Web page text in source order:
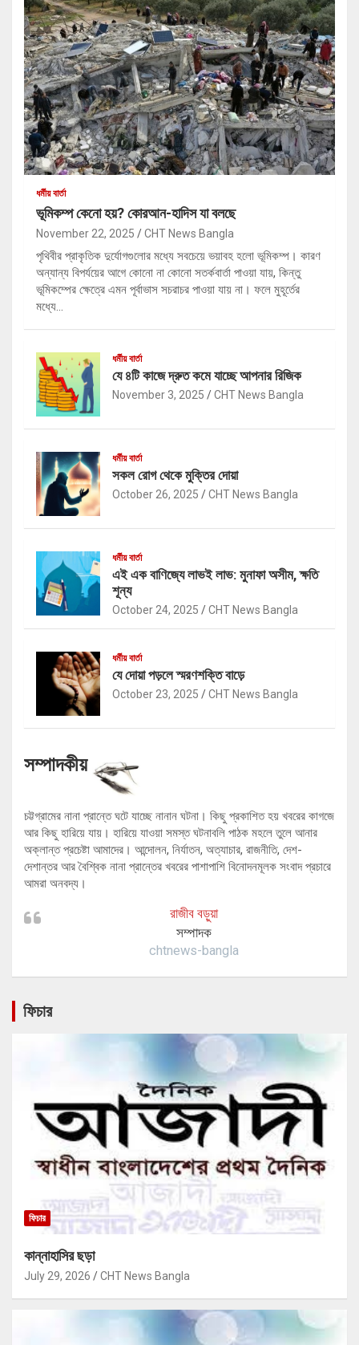
ধর্মীয় বার্তা
ভূমিকম্প কেনো হয়? কোরআন-হাদিস যা বলছে
November 22, 2025 CHT News Bangla
পৃথিবীর প্রাকৃতিক দুর্যোগগুলোর মধ্যে সবচেয়ে ভয়াবহ হলো ভূমিকম্প। কারণ
অন্যান্য বিপর্যয়ের আগে কোনো না কোনো সতর্কবার্তা পাওয়া যায়, কিন্তু
ভূমিকম্পের ক্ষেত্রে এমন পূর্বাভাস সচরাচর পাওয়া যায় না। ফলে মুহূর্তের
মধ্যে…
ধর্মীয় বার্তা
যে ৪টি কাজে দ্রুত কমে যাচ্ছে আপনার রিজিক
November 3, 2025 CHT News Bangla
ধর্মীয় বার্তা
সকল রোগ থেকে মুক্তির দোয়া
October 26, 2025 CHT News Bangla
ধর্মীয় বার্তা
এই এক বাণিজ্যে লাভই লাভ: মুনাফা অসীম, ক্ষতি
শূন্য
October 24, 2025 CHT News Bangla
ধর্মীয় বার্তা
যে দোয়া পড়লে স্মরণশক্তি বাড়ে
October 23, 2025 CHT News Bangla
সম্পাদকীয়
চট্টগ্রামের নানা প্রান্তে ঘটে যাচ্ছে নানান ঘটনা। কিছু প্রকাশিত হয় খবরের কাগজে
আর কিছু হারিয়ে যায়। হারিয়ে যাওয়া সমস্ত ঘটনাবলি পাঠক মহলে তুলে আনার
অক্লান্ত প্রচেষ্টা আমাদের। আন্দোলন, নির্যাতন, অত্যাচার, রাজনীতি, দেশ-
দেশান্তর আর বৈশ্বিক নানা প্রান্তের খবরের পাশাপাশি বিনোদনমূলক সংবাদ প্রচারে
আমরা অনবদ্য।
রাজীব বড়ুয়া
সম্পাদক
chtnews-bangla
ফিচার
ফিচার
কান্নাহাসির ছড়া
July 29, 2026 CHT News Bangla